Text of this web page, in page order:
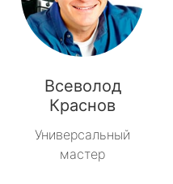
Всеволод
Краснов
Универсальный
мастер